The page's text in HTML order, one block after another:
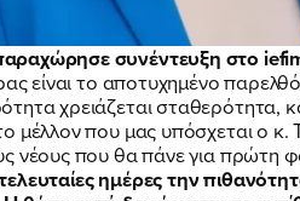
συνέντευξη στο
είναι το αποτυχημένο
χρειάζεται σταθερότητα,
μέλλον που μας υπόσχεται ο
νέους που θα πάνε για πρώτη
ημέρες την